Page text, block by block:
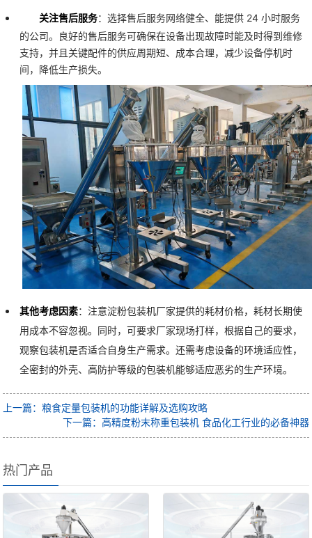
关注售后服务：选择售后服务网络健全、能提供 24 小时服务
的公司。良好的售后服务可确保在设备出现故障时能及时得到维修
支持，并且关键配件的供应周期短、成本合理，减少设备停机时
间，降低生产损失。
其他考虑因素：注意淀粉包装机厂家提供的耗材价格，耗材长期使
用成本不容忽视。同时，可要求厂家现场打样，根据自己的要求，
观察包装机是否适合自身生产需求。还需考虑设备的环境适应性，
全密封的外壳、高防护等级的包装机能够适应恶劣的生产环境。
上一篇：粮食定量包装机的功能详解及选购攻略
下一篇：高精度粉末称重包装机 食品化工行业的必备神器
热门产品